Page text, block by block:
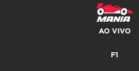
AO VIVO
F1